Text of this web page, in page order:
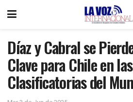
Díaz y Cabral se
Clave para Chile en las
Clasificatorias del